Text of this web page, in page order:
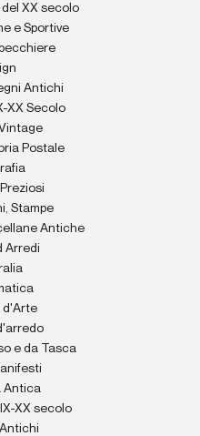
XX secolo
e Sportive
Antichi
XX Secolo
Postale
Stampe
Antiche
Arredi
d'Arte
e da Tasca
Antica
XX secolo